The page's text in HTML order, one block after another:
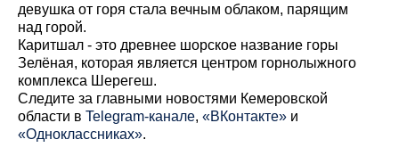
девушка от горя стала вечным облаком, парящим
над горой.
Каритшал - это древнее шорское название горы
Зелёная, которая является центром горнолыжного
комплекса Шерегеш.
Cледите за главными новостями Кемеровской
области в Telegram-канале, «ВКонтакте» и
«Одноклассниках».